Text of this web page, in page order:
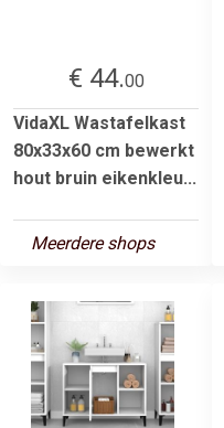
€ 44.00
VidaXL Wastafelkast
80x33x60 cm bewerkt
hout bruin eikenkleu...
Meerdere shops